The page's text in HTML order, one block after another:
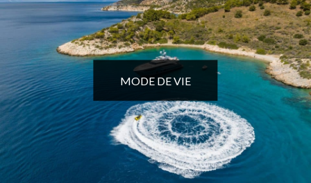
MODE DE VIE